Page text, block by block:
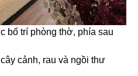
bố trí phòng thờ, phía sau
cảnh, rau và ngồi thư